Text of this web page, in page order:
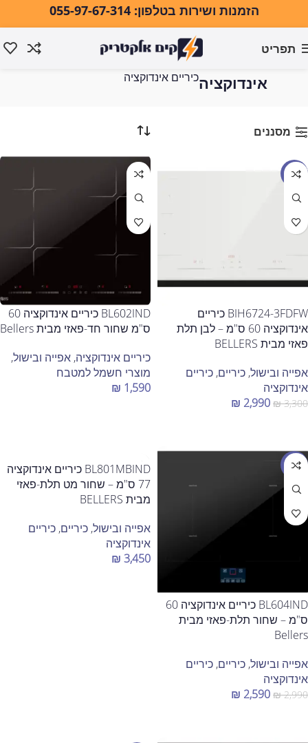
הזמנות ושירות בטלפון: 055-97-67-314
תפריט
כיריים
אינדוקציה
עמוד הבית אפייה ובישול
כיריים אינדוקציה
מסננים
מבצע
BIH6724-3FDFW כיריים
אינדוקציה 60 ס"מ – לבן תלת
פאזי מבית BELLERS
אפייה ובישול, כיריים, כיריים
אינדוקציה
₪3,300
₪ 2,990
BL602IND כיריים אינדוקציה 60
ס"מ שחור חד-פאזי מבית Bellers
כיריים אינדוקציה, אפייה ובישול,
מוצרי חשמל למטבח
₪ 1,590
מבצע
BL604IND כיריים אינדוקציה 60
ס"מ – שחור תלת-פאזי מבית
Bellers
אפייה ובישול, כיריים, כיריים
אינדוקציה
₪2,990
₪ 2,590
BL801MBIND כיריים אינדוקציה
77 ס"מ – שחור מט תלת-פאזי
מבית BELLERS
אפייה ובישול, כיריים, כיריים
אינדוקציה
₪ 3,450